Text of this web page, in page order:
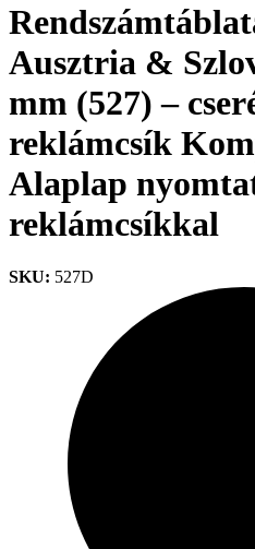
Ausztria &
mm (527) –
reklámcsík
Alaplap
reklámcsíkkal
SKU: 527D